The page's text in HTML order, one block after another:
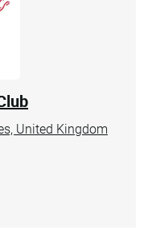
United Kingdom